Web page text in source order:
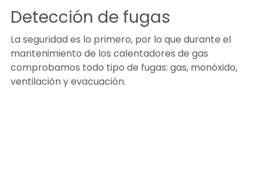
Detección de fugas
La seguridad es lo primero, por lo que durante el
mantenimiento de los calentadores de gas
comprobamos todo tipo de fugas: gas, monóxido,
ventilación y evacuación.